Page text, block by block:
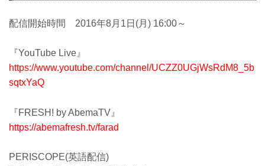
配信開始時間 2016年8月1日(月) 16:00～
『YouTube Live』
https://www.youtube.com/channel/UCZZ0UGjWsRdM8_5b
sqtxYaQ
『FRESH! by AbemaTV』
https://abemafresh.tv/farad
PERISCOPE(英語配信)